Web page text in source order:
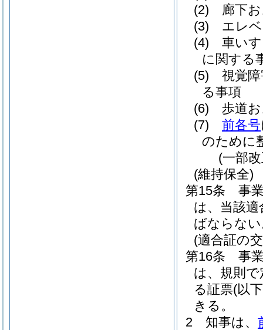
(2)
廊下
(3)
エレ
(4)
車い
に関する
(5)
視覚
る事項
(6)
歩道
(7)
前各号
のために
(一部
(維持保全)
第15条
事
は、当該
ばならな
(適合証の
第16条
事
は、規則
る証票(以
きる。
2
知事は、